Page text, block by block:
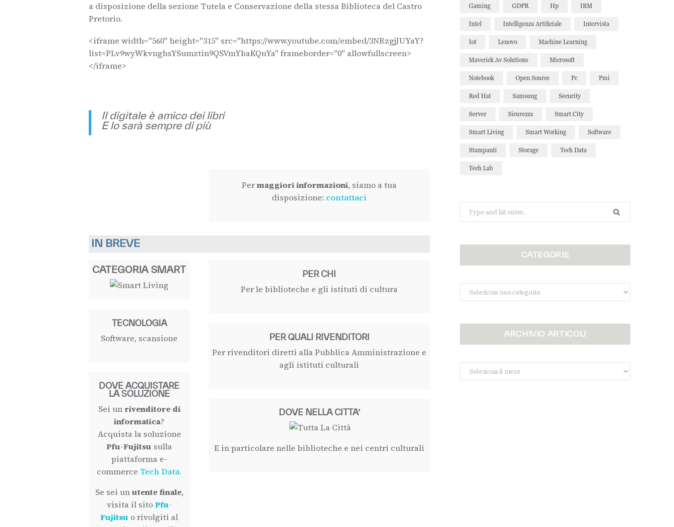
a disposizione della sezione Tutela e Conservazione della stessa Biblioteca del Castro
Pretorio.
<iframe width="560" height="315" src="https://www.youtube.com/embed/3NRzgjJUYaY?
list=PLv9wyWkvnghsYSumztin9QSVmYbaKQnYa" frameborder="0" allowfullscreen>
</iframe>
Il digitale è amico dei libri
E lo sarà sempre di più
Permaggiori informazioni, siamo a tua
disposizione: contattaci
IN BREVE
CATEGORIA SMART
TECNOLOGIA
Software, scansione
DOVE ACQUISTARE
LA SOLUZIONE
Sei un rivenditore di
informatica?
Acquista la soluzione
Pfu-Fujitsu sulla
piattaforma e-
commerce Tech Data.
Se sei unutente finale,
visita il sitoPfu-
Fujitsu o rivolgiti al
PER CHI
Per le biblioteche e gli istituti di cultura
PER QUALI RIVENDITORI
Per rivenditori diretti alla Pubblica Amministrazione e
agli istituti culturali
DOVE NELLA CITTA’
E in particolare nelle biblioteche e nei centri culturali
Gaming GDPR Hp IBM
Intel Intelligenza Artificiale Intervista
Iot Lenovo Machine Learning
Maverick Av Solutions Microsoft
Notebook Open Source Pc Pmi
Red Hat Samsung Security
Server Sicurezza Smart City
Smart Living Smart Working Software
Stampanti Storage Tech Data
Tech Lab
for:
CATEGORIE
Categorie
ARCHIVIO ARTICOLI
Archivio
Articoli